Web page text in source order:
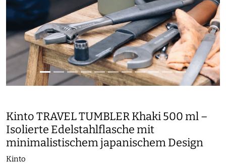
Kinto TRAVEL TUMBLER Khaki 500 ml –
Isolierte Edelstahlflasche mit
minimalistischem japanischem Design
Kinto